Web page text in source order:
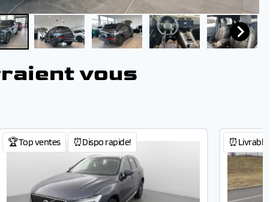
vous
🏆Top ventes ⏰Dispo rapide! ⏰Livrable 48h!